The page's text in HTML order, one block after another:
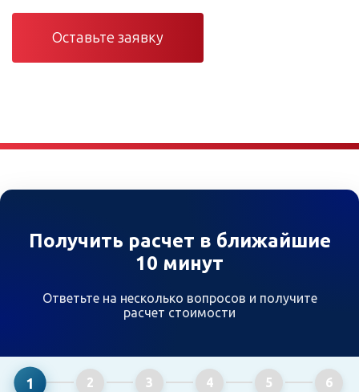
Оставьте заявку
Получить расчет в ближайшие
10 минут
Ответьте на несколько вопросов и получите
расчет стоимости
1 2 3 4 5 6